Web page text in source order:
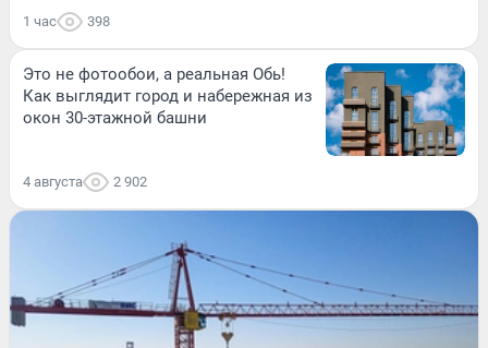
1 час 398
Это не фотообои, а реальная Обь!
Как выглядит город и набережная из
окон 30-этажной башни
4 августа 2 902